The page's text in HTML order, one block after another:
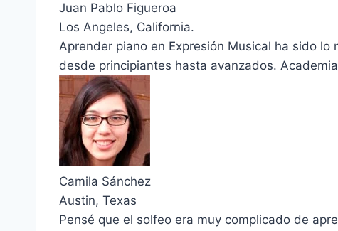
Juan Pablo Figueroa
Los Angeles, California.
Aprender piano en Expresión Musical ha sido
desde principiantes hasta avanzados.
Camila Sánchez
Austin, Texas
Pensé que el solfeo era muy complicado de